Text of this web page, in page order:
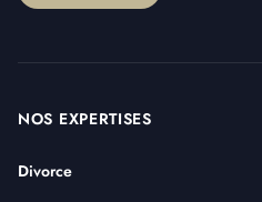
NOS EXPERTISES
Divorce